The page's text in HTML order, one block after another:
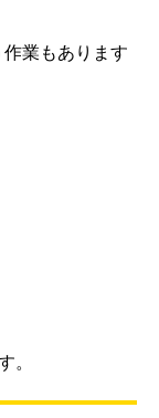
作業もあります
。